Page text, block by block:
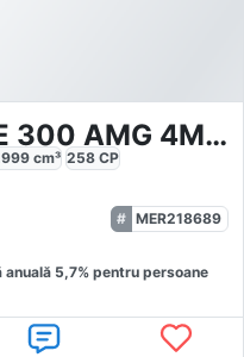
Mercedes-Benz CLE 300 AMG 4M Coupé
cm³ 258 CP
MER218689
anuală 5,7% pentru persoane